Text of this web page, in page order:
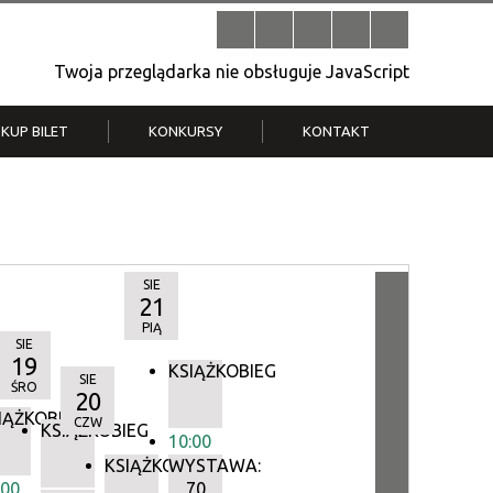
Twoja przeglądarka nie obsługuje JavaScript
KUP BILET KONKURSY KONTAKT
SIE
19
ŚRO
KSIĄŻKOBIEG
SIE
20
CZW
KSIĄŻKOBIEG
SIE
21
PIĄ
KSIĄŻKOBIEG
10:00
WYSTAWA:
70